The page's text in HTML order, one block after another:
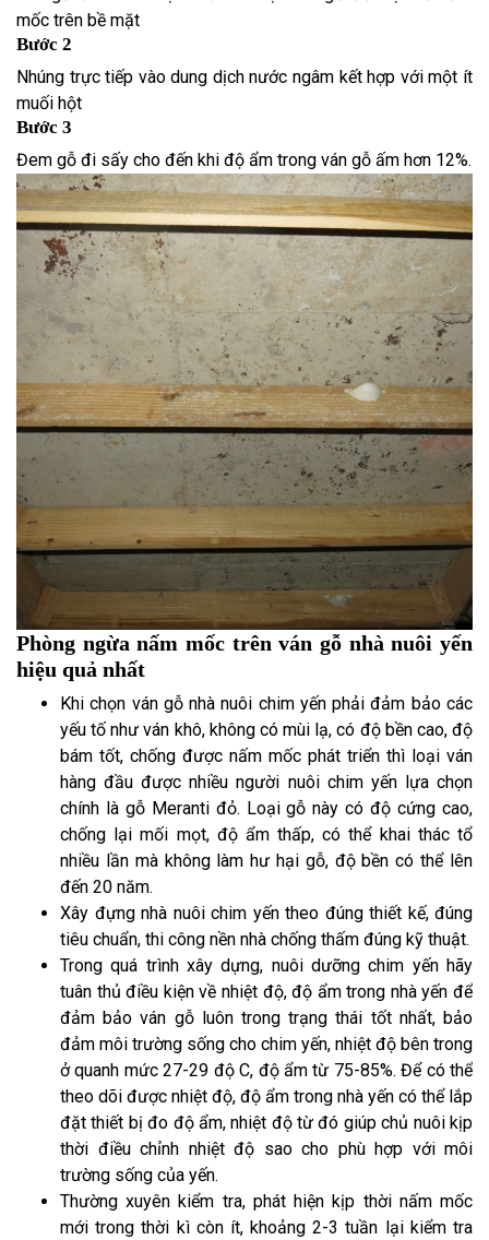
mốc trên bề mặt
Bước 2
Nhúng trực tiếp vào dung dịch nước ngâm kết hợp với một ít
muối hột
Bước 3
Đem gỗ đi sấy cho đến khi độ ẩm trong ván gỗ ấm hơn 12%.
Phòng ngừa nấm mốc trên ván gỗ nhà nuôi yến
hiệu quả nhất
Khi chọn ván gỗ nhà nuôi chim yến phải đảm bảo các
yếu tố như ván khô, không có mùi lạ, có độ bền cao, độ
bám tốt, chống được nấm mốc phát triển thì loại ván
hàng đầu được nhiều người nuôi chim yến lựa chọn
chính là gỗ Meranti đỏ. Loại gỗ này có độ cứng cao,
chống lại mối mọt, độ ẩm thấp, có thể khai thác tổ
nhiều lần mà không làm hư hại gỗ, độ bền có thể lên
đến 20 năm.
Xây đựng nhà nuôi chim yến theo đúng thiết kế, đúng
tiêu chuẩn, thi công nền nhà chống thấm đúng kỹ thuật.
Trong quá trình xây dựng, nuôi dưỡng chim yến hãy
tuân thủ điều kiện về nhiệt độ, độ ẩm trong nhà yến để
đảm bảo ván gỗ luôn trong trạng thái tốt nhất, bảo
đảm môi trường sống cho chim yến, nhiệt độ bên trong
ở quanh mức 27-29 độ C, độ ẩm từ 75-85%. Để có thể
theo dõi được nhiệt độ, độ ẩm trong nhà yến có thể lắp
đặt thiết bị đo độ ẩm, nhiệt độ từ đó giúp chủ nuôi kịp
thời điều chỉnh nhiệt độ sao cho phù hợp với môi
trường sống của yến.
Thường xuyên kiểm tra, phát hiện kịp thời nấm mốc
mới trong thời kì còn ít, khoảng 2-3 tuần lại kiểm tra